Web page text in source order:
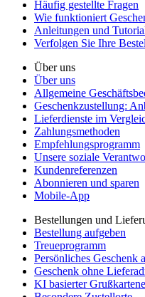
Häufig gestellte Fragen
Wie funktioniert
Anleitungen und
Verfolgen Sie Ihre
Über uns
Über uns
Allgemeine
Geschenkzustellung:
Lieferdienste im
Zahlungsmethoden
Empfehlungsprogramm
Unsere soziale
Kundenreferenzen
Abonnieren und sparen
Mobile-App
Bestellungen und
Bestellung aufgeben
Treueprogramm
Persönliches Geschenk
Geschenk ohne
KI basierter